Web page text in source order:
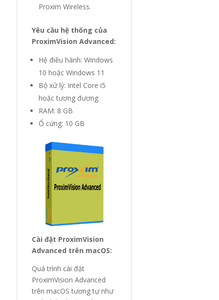
Proxim Wireless.
Yêu cầu hệ thống của
ProximVision Advanced:
Hệ điều hành: Windows
10 hoặc Windows 11
Bộ xử lý: Intel Core i5
hoặc tương đương
RAM: 8 GB
Ổ cứng: 10 GB
Cài đặt ProximVision
Advanced trên macOS:
Quá trình cài đặt
ProximVision Advanced
trên macOS tương tự như